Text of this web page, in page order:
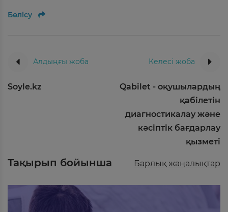
Бөлісу
Алдыңғы жоба
Soyle.kz
Келесі жоба
Qabilet - оқушылардың
қабілетін
диагностикалау және
кәсіптік бағдарлау
қызметі
Тақырып бойынша Барлық жаңалықтар